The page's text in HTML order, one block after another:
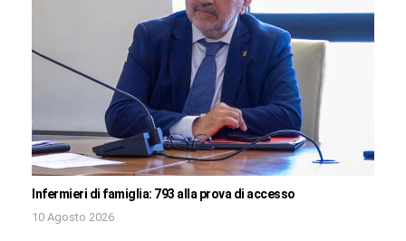
Infermieri di famiglia: 793 alla prova di accesso
10 Agosto 2026